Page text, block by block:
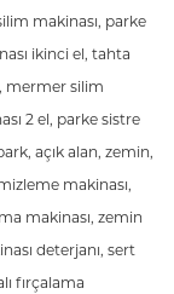
makinası, parke
ikinci el, tahta
mermer silim
2 el, parke sistre
açık alan, zemin,
makinası,
makinası, zemin
deterjanı, sert
fırçalama